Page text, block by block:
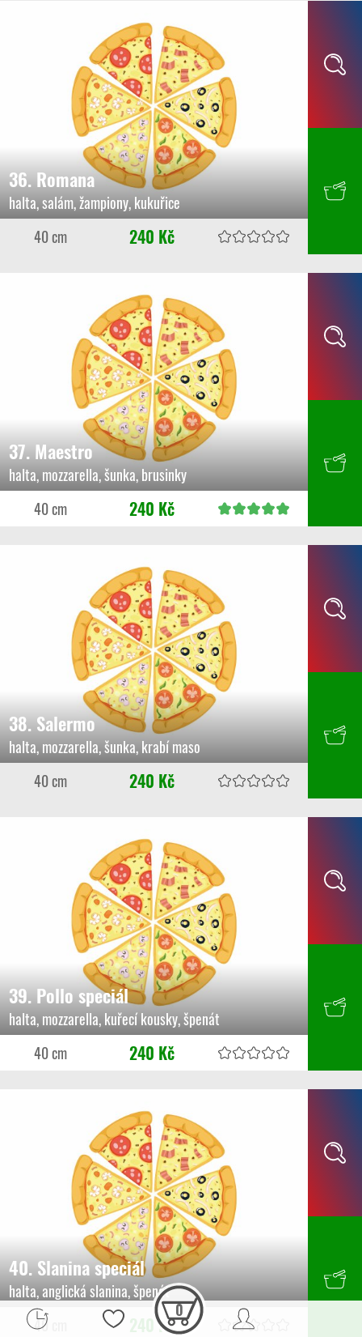
0
36. Romana
halta, salám, žampiony, kukuřice
40 cm
240 Kč
37. Maestro
halta, mozzarella, šunka, brusinky
40 cm
240 Kč
38. Salermo
halta, mozzarella, šunka, krabí maso
40 cm
240 Kč
39. Pollo speciál
halta, mozzarella, kuřecí kousky, špenát
40 cm
240 Kč
40. Slanina speciál
halta, anglická slanina, špenát
40 cm
240 Kč